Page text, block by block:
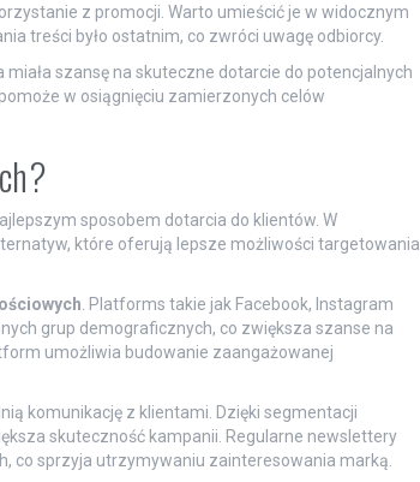
z promocji. Warto umieścić je w widocznym
treści było ostatnim, co zwróci uwagę odbiorcy.
szansę na skuteczne dotarcie do potencjalnych
w osiągnięciu zamierzonych celów
sposobem dotarcia do klientów. W
które oferują lepsze możliwości targetowania
. Platforms takie jak Facebook, Instagram
grup demograficznych, co zwiększa szanse na
umożliwia budowanie zaangażowanej
komunikację z klientami. Dzięki segmentacji
skuteczność kampanii. Regularne newslettery
co sprzyja utrzymywaniu zainteresowania marką.